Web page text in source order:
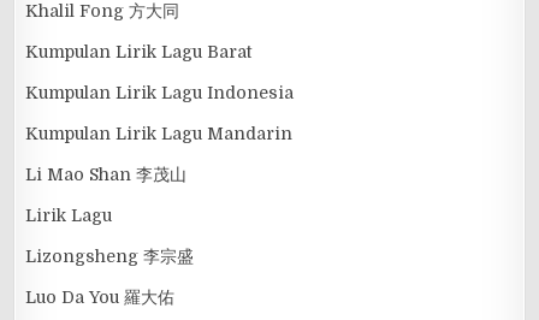
Khalil Fong 方大同
Kumpulan Lirik Lagu Barat
Kumpulan Lirik Lagu Indonesia
Kumpulan Lirik Lagu Mandarin
Li Mao Shan 李茂山
Lirik Lagu
Lizongsheng 李宗盛
Luo Da You 羅大佑